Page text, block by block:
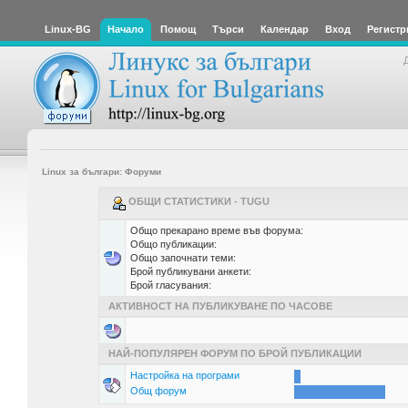
Linux-BG Начало Помощ Търси Календар Вход
Linux за българи: Форуми
ОБЩИ СТАТИСТИКИ - TUGU
Общо прекарано време във форума:
Общо публикации:
Общо започнати теми:
Брой публикувани анкети:
Брой гласувания:
АКТИВНОСТ НА ПУБЛИКУВАНЕ ПО ЧАСОВЕ
НАЙ-ПОПУЛЯРЕН ФОРУМ ПО БРОЙ ПУБЛИКАЦИИ
Настройка на програми
Общ форум